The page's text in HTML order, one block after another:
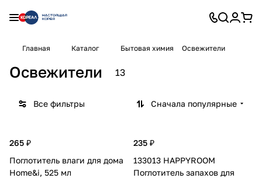
Главная Каталог Бытовая химия Освежители
Освежители 13
Все фильтры Сначала популярные
265 ₽
Поглотитель влаги для дома
Home&i, 525 мл
235 ₽
133013 HAPPYROOM
Поглотитель запахов для